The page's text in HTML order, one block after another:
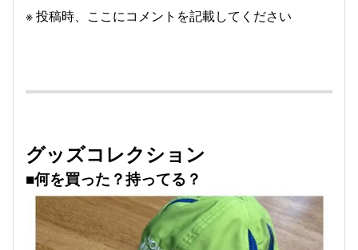
※ 投稿時、ここにコメントを記載してください
グッズコレクション
■何を買った？持ってる？